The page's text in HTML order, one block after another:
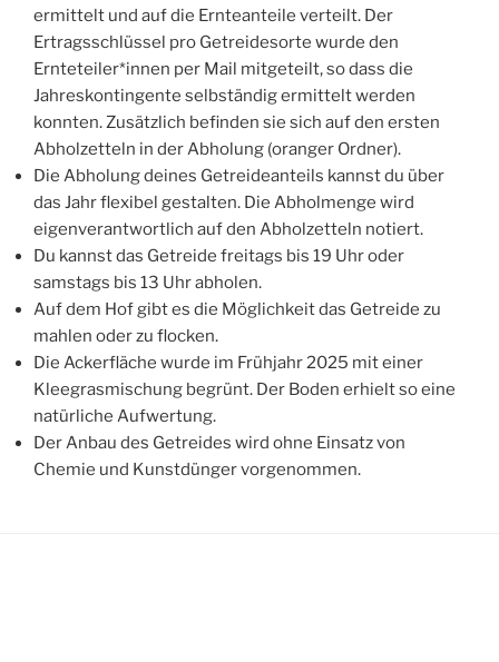
ermittelt und auf die Ernteanteile verteilt. Der
Ertragsschlüssel pro Getreidesorte wurde den
Ernteteiler*innen per Mail mitgeteilt, so dass die
Jahreskontingente selbständig ermittelt werden
konnten. Zusätzlich befinden sie sich auf den ersten
Abholzetteln in der Abholung (oranger Ordner).
Die Abholung deines Getreideanteils kannst du über
das Jahr flexibel gestalten. Die Abholmenge wird
eigenverantwortlich auf den Abholzetteln notiert.
Du kannst das Getreide freitags bis 19 Uhr oder
samstags bis 13 Uhr abholen.
Auf dem Hof gibt es die Möglichkeit das Getreide zu
mahlen oder zu flocken.
Die Ackerfläche wurde im Frühjahr 2025 mit einer
Kleegrasmischung begrünt. Der Boden erhielt so eine
natürliche Aufwertung.
Der Anbau des Getreides wird ohne Einsatz von
Chemie und Kunstdünger vorgenommen.